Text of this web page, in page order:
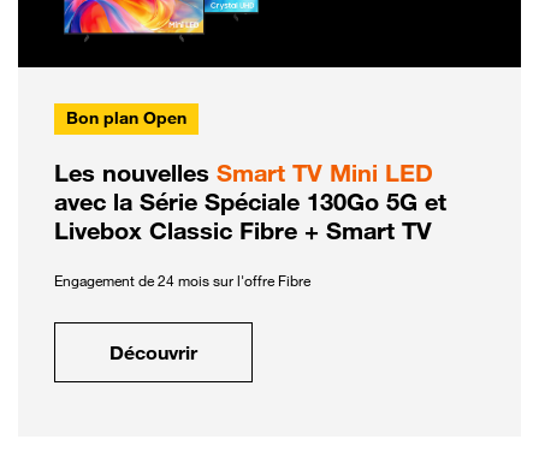
Bon plan Open
Les nouvelles Smart TV Mini LED
avec la Série Spéciale 130Go 5G et
Livebox Classic Fibre + Smart TV
Engagement de 24 mois sur l'offre Fibre
Découvrir